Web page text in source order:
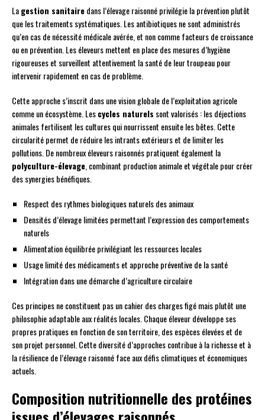
Lagestion sanitairedans l’élevage raisonné privilégie la prévention plutôt
que les traitements systématiques. Les antibiotiques ne sont administrés
qu’en cas de nécessité médicale avérée, et non comme facteurs de croissance
ou en prévention. Les éleveurs mettent en place des mesures d’hygiène
rigoureuses et surveillent attentivement la santé de leur troupeau pour
intervenir rapidement en cas de problème.
Cette approche s’inscrit dans une vision globale de l’exploitation agricole
comme un écosystème. Lescycles naturels sont valorisés : les déjections
animales fertilisent les cultures qui nourrissent ensuite les bêtes. Cette
circularité permet de réduire les intrants extérieurs et de limiter les
pollutions. De nombreux éleveurs raisonnés pratiquent également la
polyculture-élevage , combinant production animale et végétale pour créer
des synergies bénéfiques.
Respect des rythmes biologiques naturels des animaux
Densités d’élevage limitées permettant l’expression des comportements
naturels
Alimentation équilibrée privilégiant les ressources locales
Usage limité des médicaments et approche préventive de la santé
Intégration dans une démarche d’agriculture circulaire
Ces principes ne constituent pas un cahier des charges figé mais plutôt une
philosophie adaptable aux réalités locales. Chaque éleveur développe ses
propres pratiques en fonction de son territoire, des espèces élevées et de
son projet personnel. Cette diversité d’approches contribue à la richesse et à
la résilience de l’élevage raisonné face aux défis climatiques et économiques
actuels.
Composition nutritionnelle des protéines